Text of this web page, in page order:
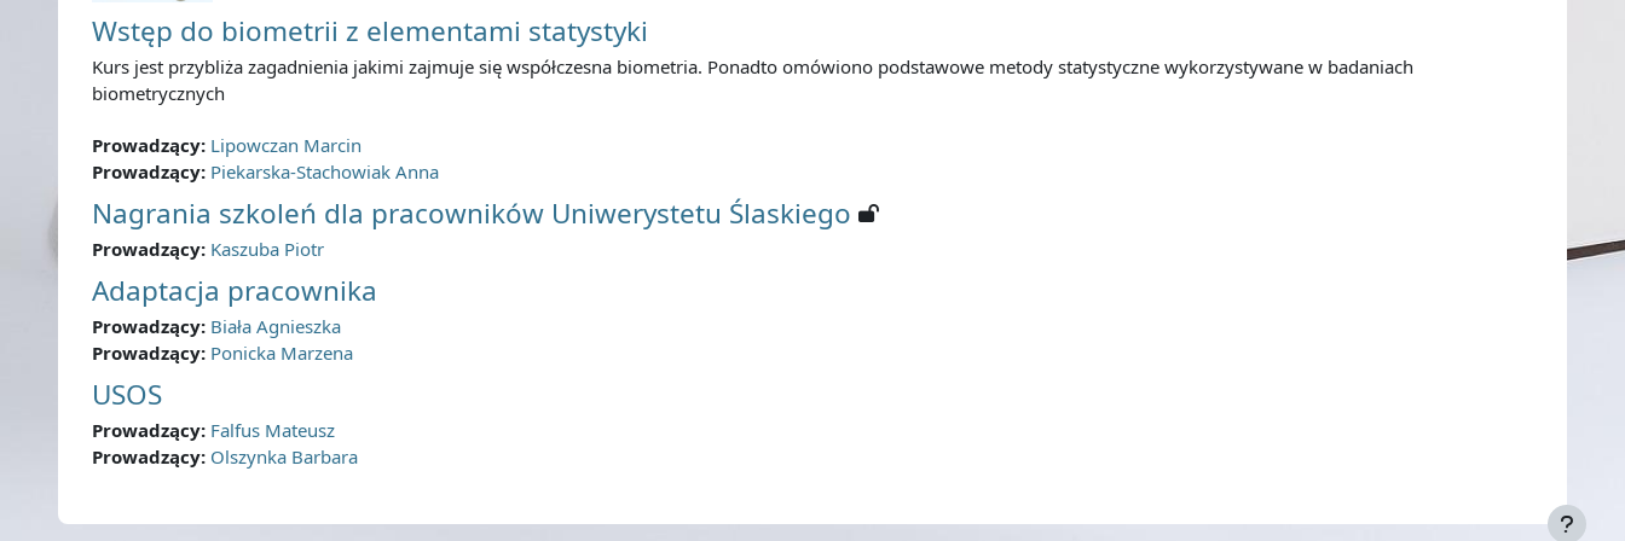
Wstęp do biometrii z elementami statystyki
Kurs jest przybliża zagadnienia jakimi zajmuje się współczesna biometria. Ponadto omówiono podstawowe metody statystyczne wykorzystywane w badaniach
biometrycznych
Prowadzący: Lipowczan Marcin
Prowadzący: Piekarska-Stachowiak Anna
Nagrania szkoleń dla pracowników Uniwerystetu Ślaskiego
Prowadzący: Kaszuba Piotr
Adaptacja pracownika
Prowadzący: Biała Agnieszka
Prowadzący: Ponicka Marzena
USOS
Prowadzący: Falfus Mateusz
Prowadzący: Olszynka Barbara